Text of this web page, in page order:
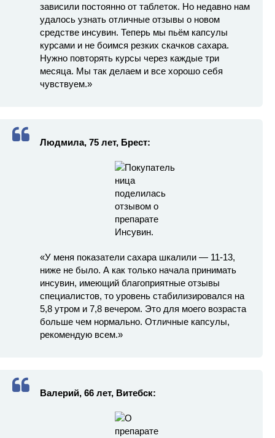
зависили постоянно от таблеток. Но недавно нам
удалось узнать отличные отзывы о новом
средстве инсувин. Теперь мы пьём капсулы
курсами и не боимся резких скачков сахара.
Нужно повторять курсы через каждые три
месяца. Мы так делаем и все хорошо себя
чувствуем.»
Людмила, 75 лет, Брест:
«У меня показатели сахара шкалили — 11-13,
ниже не было. А как только начала принимать
инсувин, имеющий благоприятные отзывы
специалистов, то уровень стабилизировался на
5,8 утром и 7,8 вечером. Это для моего возраста
больше чем нормально. Отличные капсулы,
рекомендую всем.»
Валерий, 66 лет, Витебск: